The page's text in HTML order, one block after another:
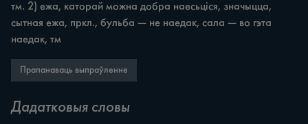
тм. 2) ежа, каторай можна добра наесьціся, значыцца,
сытная ежа, пркл., бульба — не наедак, сала — во гэта
наедак, тм
Прапанаваць выпраўленне
Дадатковыя словы